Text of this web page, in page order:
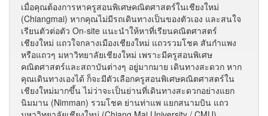
เมื่อคุณต้องการหาครูสอนพิเศษคณิตศาสตร์ในเชียงใหม่
(Chiangmai) หากคุณไม่มีรถเดินทางเป็นของตัวเอง และสนใจ
เรียนตัวต่อตัว On-site แนะนำให้หาที่เรียนคณิตศาสตร์
เชียงใหม่ แถวใจกลางเมืองเชียงใหม่ แถวรวมโชค สันกำแพง
หรือแถวๆ มหาวิทยาลัยเชียงใหม่ เพราะมีครูสอนพิเศษ
คณิตศาสตร์และสถาบันต่างๆ อยู่มากมาย เดินทางสะดวก หาก
คุณเดินทางเองได้ ก็จะมีตัวเลือกครูสอนพิเศษคณิตศาสตร์ใน
เชียงใหม่มากขึ้น ไม่ว่าจะเป็นย่านที่เดินทางสะดวกอย่างแยก
นิมมาน (Nimman) รวมโชค ย่านท่าแพ แยกสนามบิน แถว